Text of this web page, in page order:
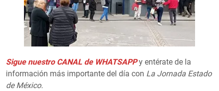
Sigue nuestro CANAL de WHATSAPPy entérate de la
información más importante del día con La Jornada Estado
de México.